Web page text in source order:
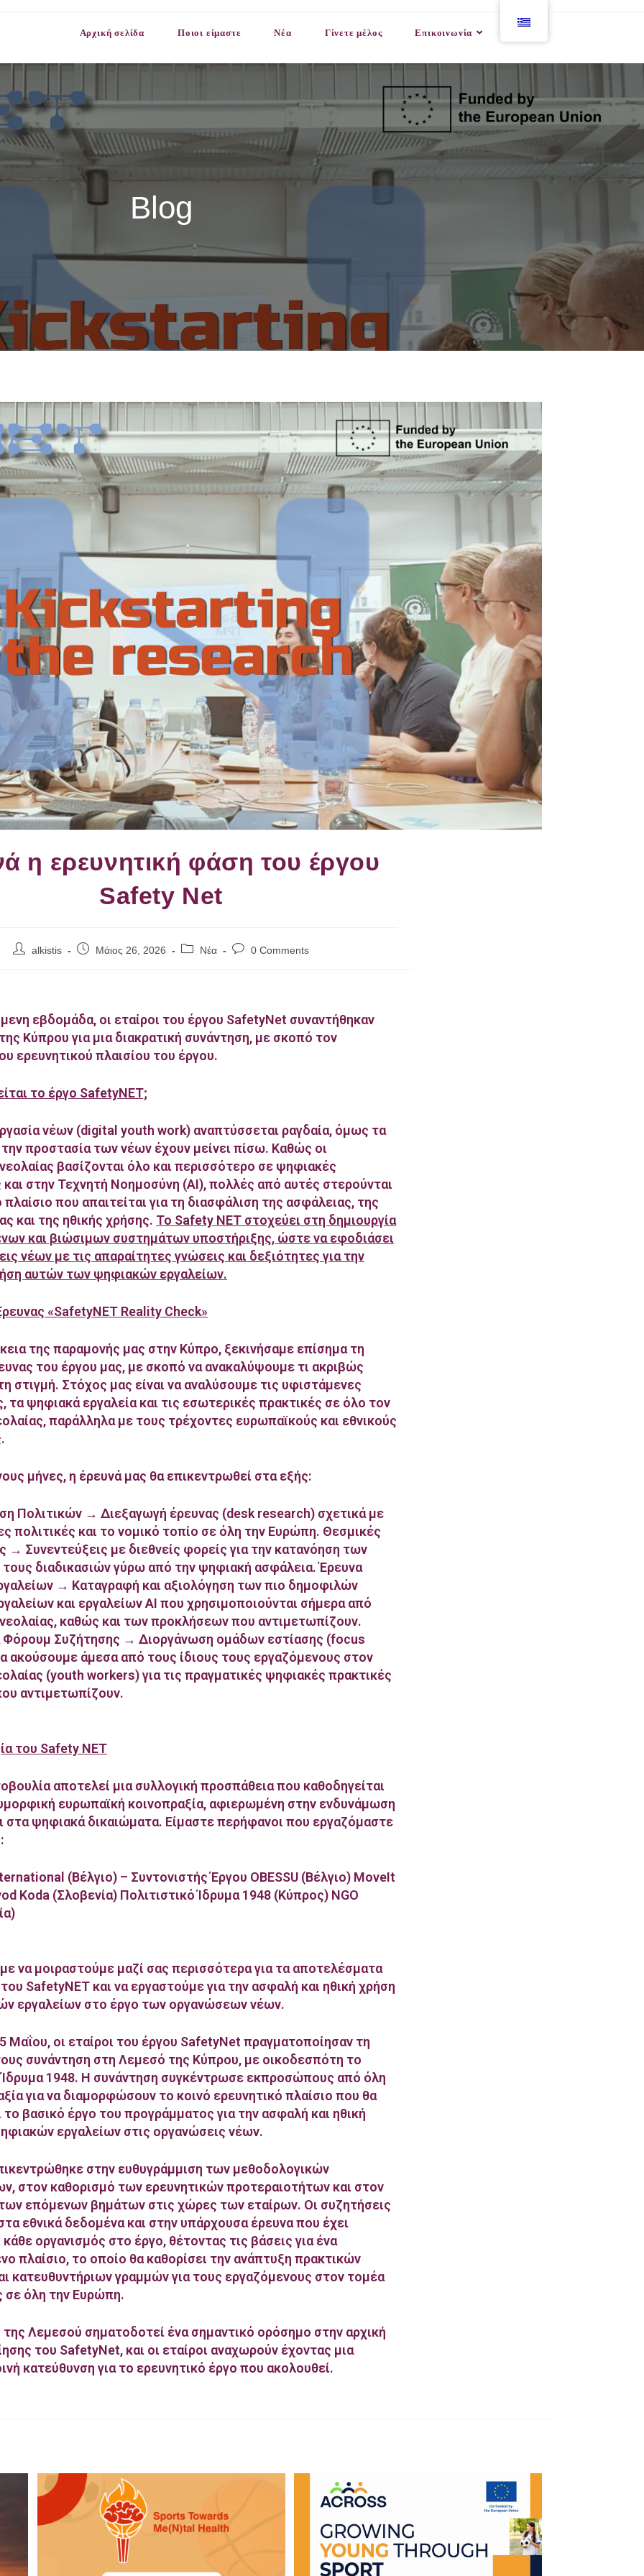
Αρχική σελίδα Ποιοι είμαστε Νέα Γίνετε μέλος Επικοινωνία
Blog
η ερευνητική φάση του έργου
Safety Net
alkistis Μάιος 26, 2026 Νέα 0 Comments
εβδομάδα, οι εταίροι του έργου SafetyNet συναντήθηκαν
Κύπρου για μια διακρατική συνάντηση, με σκοπό τον
ερευνητικού πλαισίου του έργου.
το έργο SafetyNET;
νέων (digital youth work) αναπτύσσεται ραγδαία, όμως τα
προστασία των νέων έχουν μείνει πίσω. Καθώς οι
βασίζονται όλο και περισσότερο σε ψηφιακές
στην Τεχνητή Νοημοσύνη (AI), πολλές από αυτές στερούνται
που απαιτείται για τη διασφάλιση της ασφάλειας, της
και της ηθικής χρήσης. Το Safety NET στοχεύει στη δημιουργία
και βιώσιμων συστημάτων υποστήριξης, ώστε να εφοδιάσει
νέων με τις απαραίτητες γνώσεις και δεξιότητες για την
αυτών των ψηφιακών εργαλείων.
«SafetyNET Reality Check»
της παραμονής μας στην Κύπρο, ξεκινήσαμε επίσημα τη
του έργου μας, με σκοπό να ανακαλύψουμε τι ακριβώς
στιγμή. Στόχος μας είναι να αναλύσουμε τις υφιστάμενες
τα ψηφιακά εργαλεία και τις εσωτερικές πρακτικές σε όλο τον
παράλληλα με τους τρέχοντες ευρωπαϊκούς και εθνικούς
μήνες, η έρευνά μας θα επικεντρωθεί στα εξής:
Πολιτικών → Διεξαγωγή έρευνας (desk research) σχετικά με
πολιτικές και το νομικό τοπίο σε όλη την Ευρώπη. Θεσμικές
→ Συνεντεύξεις με διεθνείς φορείς για την κατανόηση των
διαδικασιών γύρω από την ψηφιακή ασφάλεια. Έρευνα
→ Καταγραφή και αξιολόγηση των πιο δημοφιλών
και εργαλείων AI που χρησιμοποιούνται σήμερα από
καθώς και των προκλήσεων που αντιμετωπίζουν.
Φόρουμ Συζήτησης → Διοργάνωση ομάδων εστίασης (focus
ακούσουμε άμεσα από τους ίδιους τους εργαζόμενους στον
(youth workers) για τις πραγματικές ψηφιακές πρακτικές
αντιμετωπίζουν.
του Safety NET
αποτελεί μια συλλογική προσπάθεια που καθοδηγείται
ευρωπαϊκή κοινοπραξία, αφιερωμένη στην ενδυνάμωση
στα ψηφιακά δικαιώματα. Είμαστε περήφανοι που εργαζόμαστε
(Βέλγιο) – Συντονιστής Έργου OBESSU (Βέλγιο) MoveIt
Koda (Σλοβενία) Πολιτιστικό Ίδρυμα 1948 (Κύπρος) NGO
να μοιραστούμε μαζί σας περισσότερα για τα αποτελέσματα
SafetyNET και να εργαστούμε για την ασφαλή και ηθική χρήση
εργαλείων στο έργο των οργανώσεων νέων.
Μαΐου, οι εταίροι του έργου SafetyNet πραγματοποίησαν τη
συνάντηση στη Λεμεσό της Κύπρου, με οικοδεσπότη το
Ίδρυμα 1948. Η συνάντηση συγκέντρωσε εκπροσώπους από όλη
για να διαμορφώσουν το κοινό ερευνητικό πλαίσιο που θα
το βασικό έργο του προγράμματος για την ασφαλή και ηθική
εργαλείων στις οργανώσεις νέων.
στην ευθυγράμμιση των μεθοδολογικών
στον καθορισμό των ερευνητικών προτεραιοτήτων και στον
επόμενων βημάτων στις χώρες των εταίρων. Οι συζητήσεις
εθνικά δεδομένα και στην υπάρχουσα έρευνα που έχει
οργανισμός στο έργο, θέτοντας τις βάσεις για ένα
πλαίσιο, το οποίο θα καθορίσει την ανάπτυξη πρακτικών
κατευθυντήριων γραμμών για τους εργαζόμενους στον τομέα
σε όλη την Ευρώπη.
Λεμεσού σηματοδοτεί ένα σημαντικό ορόσημο στην αρχική
του SafetyNet, και οι εταίροι αναχωρούν έχοντας μια
κατεύθυνση για το ερευνητικό έργο που ακολουθεί.